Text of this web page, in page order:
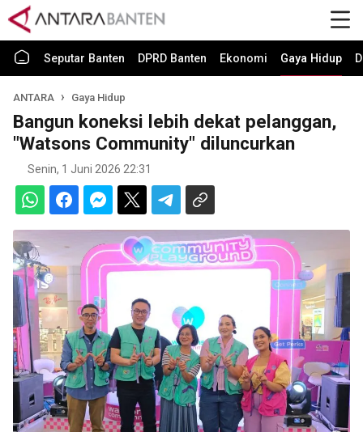
Seputar Banten DPRD Banten Ekonomi Gaya Hidup
ANTARA Gaya Hidup
Bangun koneksi lebih dekat pelanggan,
"Watsons Community" diluncurkan
Senin, 1 Juni 2026 22:31